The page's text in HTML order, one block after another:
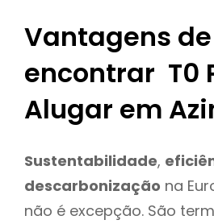
Vantagens de
encontrar T0
Alugar em
Sustentabilidade,
descarbonização na
não é excepção. São